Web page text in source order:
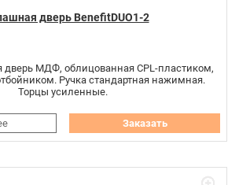
дверь BenefitDUO1-2
дверь МДФ, облицованная CPL-пластиком,
Ручка стандартная нажимная.
Торцы усиленные.
Заказать